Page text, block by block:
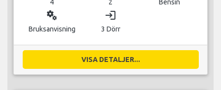
4 2 Bensin
miscellaneous_services
Bruksanvisning
login
3 Dörr
VISA DETALJER...